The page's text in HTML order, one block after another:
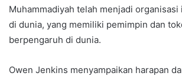
Muhammadiyah telah menjadi
di dunia, yang memiliki pemimpin dan
berpengaruh di dunia.
Owen Jenkins menyampaikan harapan